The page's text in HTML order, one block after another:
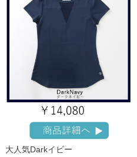
大人気Darkイビー